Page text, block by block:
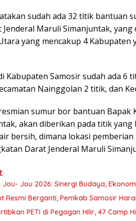
sudah ada 32 titik bantuan
Maruli Simanjuntak, yang
yang mencakup 4
Kabupaten Samosir sudah ada 6
Nainggolan 2 titik, dan
sumur bor bantuan Bapak
akan diberikan pada titik yang
bersih, dimana lokasi
Darat Jenderal Maruli
Jou- Jou 2026: Sinergi Budaya,
Resmi Berganti, Pemkab Samosir
PETI di Pegagan Hilir, 47 Camp